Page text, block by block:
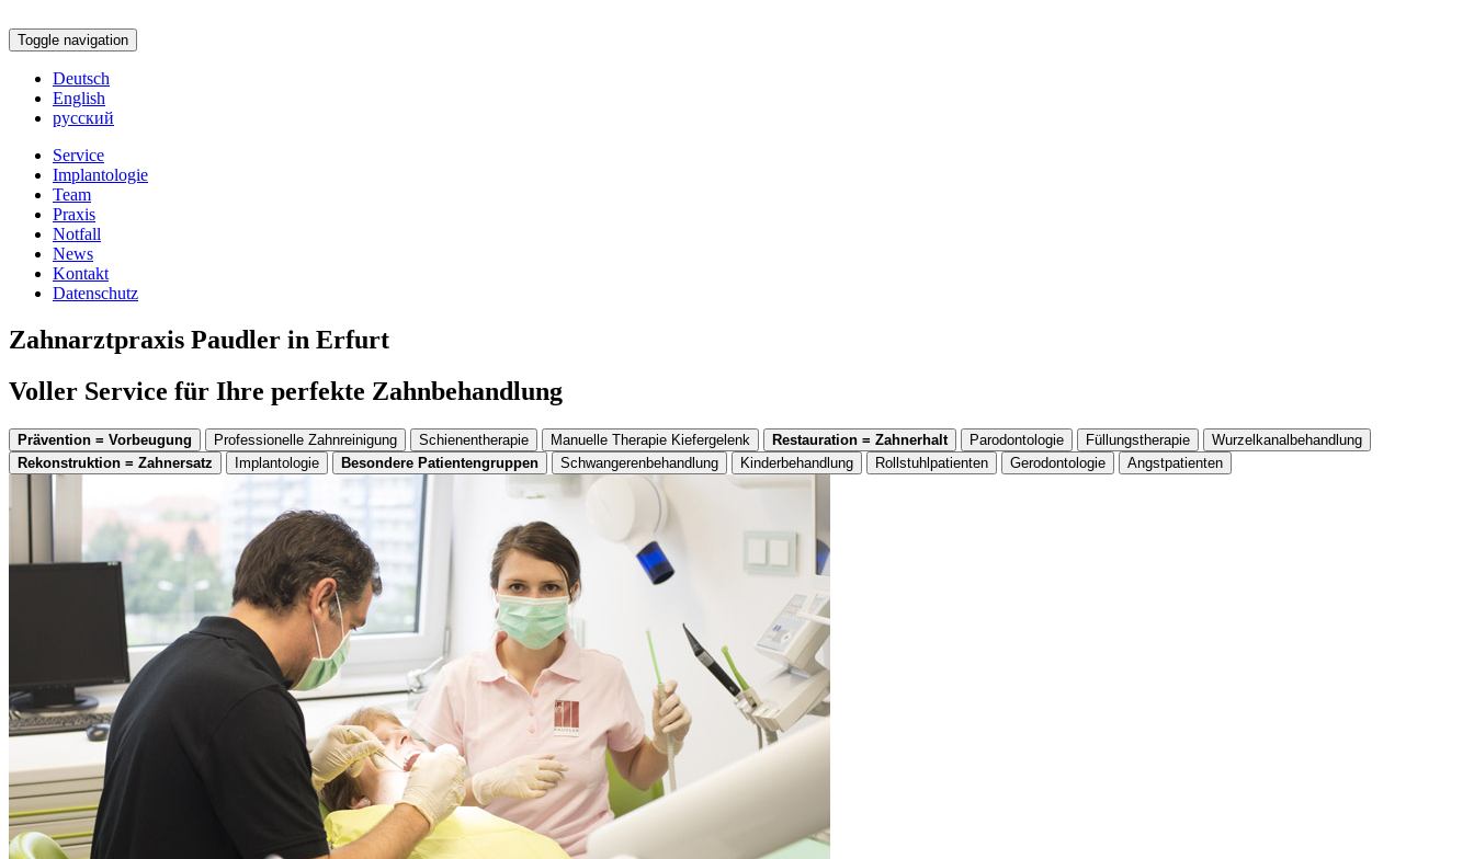
Toggle navigation
Deutsch
English
русский
Service
Implantologie
Team
Praxis
Notfall
News
Kontakt
Datenschutz
Zahnarztpraxis Paudler in Erfurt
Voller Service für Ihre perfekte Zahnbehandlung
Prävention = Vorbeugung Professionelle Zahnreinigung Schienentherapie Manuelle Therapie Kiefergelenk Restauration = Zahnerhalt Parodontologie Füllungstherapie
Wurzelkanalbehandlung
Rekonstruktion = Zahnersatz
Implantologie Besondere Patientengruppen Schwangerenbehandlung Kinderbehandlung Rollstuhlpatienten Gerodontologie Angstpatienten